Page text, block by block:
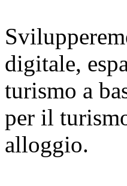
digitale,
turismo a
per il
alloggio.